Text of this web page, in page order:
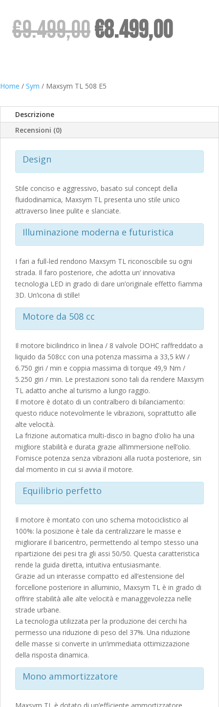
€9.499,00Il
prezzo
€8.499,00Il
Home / Sym / Maxsym TL 508 E5
Descrizione
Recensioni (0)
Design
Stile conciso e aggressivo, basato sul concept della
fluidodinamica, Maxsym TL presenta uno stile unico
attraverso linee pulite e slanciate.
Illuminazione moderna e futuristica
I fari a full-led rendono Maxsym TL riconoscibile su ogni
strada. Il faro posteriore, che adotta un’ innovativa
tecnologia LED in grado di dare un’originale effetto fiamma
3D. Un’icona di stille!
Motore da 508 cc
Il motore bicilindrico in linea / 8 valvole DOHC raffreddato a
liquido da 508cc con una potenza massima a 33,5 kW /
6.750 giri / min e coppia massima di torque 49,9 Nm /
5.250 giri / min. Le prestazioni sono tali da rendere Maxsym
TL adatto anche al turismo a lungo raggio.
Il motore è dotato di un contralbero di bilanciamento:
questo riduce notevolmente le vibrazioni, soprattutto alle
alte velocità.
La frizione automatica multi-disco in bagno d’olio ha una
migliore stabilità e durata grazie all’immersione nell’olio.
Fornisce potenza senza vibrazioni alla ruota posteriore, sin
dal momento in cui si avvia il motore.
Equilibrio perfetto
Il motore è montato con uno schema motociclistico al
100%: la posizione è tale da centralizzare le masse e
migliorare il baricentro, permettendo al tempo stesso una
ripartizione dei pesi tra gli assi 50/50. Questa caratteristica
rende la guida diretta, intuitiva entusiasmante.
Grazie ad un interasse compatto ed all’estensione del
forcellone posteriore in alluminio, Maxsym TL è in grado di
offrire stabilità alle alte velocità e managgevolezza nelle
strade urbane.
La tecnologia utilizzata per la produzione dei cerchi ha
permesso una riduzione di peso del 37%. Una riduzione
delle masse si converte in un’immediata ottimizzazione
della risposta dinamica.
Mono ammortizzatore